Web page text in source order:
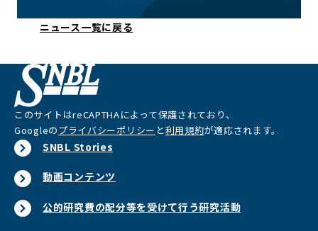
ニュース一覧に戻る
このサイトはreCAPTHAによって保護されており、
Googleのプライバシーポリシー と利用規約が適応されます。
SNBL Stories
動画コンテンツ
公的研究費の配分等を受けて行う研究活動